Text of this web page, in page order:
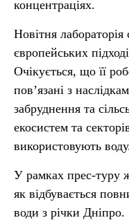
концентраціях.
Новітня
європейських
Очікується, що її
пов’язані з
забруднення та
екосистем та
використовують
У рамках прес-туру
як відбувається
води з річки Дніпро.